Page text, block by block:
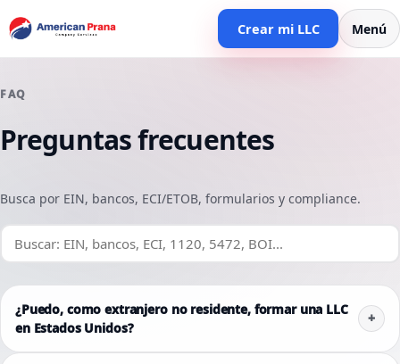
Crear mi LLC Menú
FAQ
Preguntas frecuentes
Busca por EIN, bancos, ECI/ETOB, formularios y compliance.
¿Puedo, como extranjero no residente, formar una LLC
en Estados Unidos?